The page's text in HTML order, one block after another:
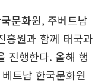
문화원, 주베트남
흥원과 함께 태국과
진행한다. 올해 행
트남 한국문화원